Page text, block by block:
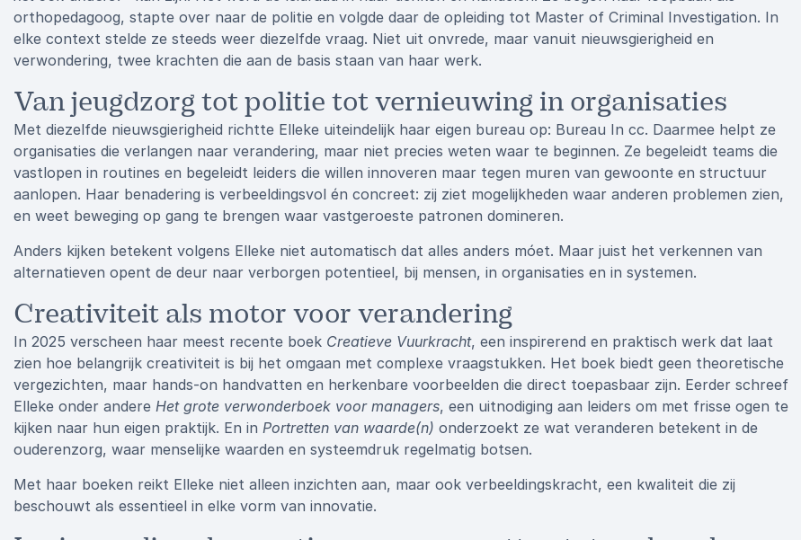
orthopedagoog, stapte over naar de politie en volgde daar de opleiding tot Master of Criminal Investigation. In
elke context stelde ze steeds weer diezelfde vraag. Niet uit onvrede, maar vanuit nieuwsgierigheid en
verwondering, twee krachten die aan de basis staan van haar werk.
Van jeugdzorg tot politie tot vernieuwing in organisaties
Met diezelfde nieuwsgierigheid richtte Elleke uiteindelijk haar eigen bureau op: Bureau In cc. Daarmee helpt ze
organisaties die verlangen naar verandering, maar niet precies weten waar te beginnen. Ze begeleidt teams die
vastlopen in routines en begeleidt leiders die willen innoveren maar tegen muren van gewoonte en structuur
aanlopen. Haar benadering is verbeeldingsvol én concreet: zij ziet mogelijkheden waar anderen problemen zien,
en weet beweging op gang te brengen waar vastgeroeste patronen domineren.
Anders kijken betekent volgens Elleke niet automatisch dat alles anders móet. Maar juist het verkennen van
alternatieven opent de deur naar verborgen potentieel, bij mensen, in organisaties en in systemen.
Creativiteit als motor voor verandering
In 2025 verscheen haar meest recente boek Creatieve Vuurkracht, een inspirerend en praktisch werk dat laat
zien hoe belangrijk creativiteit is bij het omgaan met complexe vraagstukken. Het boek biedt geen theoretische
vergezichten, maar hands-on handvatten en herkenbare voorbeelden die direct toepasbaar zijn. Eerder schreef
Elleke onder andere Het grote verwonderboek voor managers, een uitnodiging aan leiders om met frisse ogen te
kijken naar hun eigen praktijk. En in Portretten van waarde(n) onderzoekt ze wat veranderen betekent in de
ouderenzorg, waar menselijke waarden en systeemdruk regelmatig botsen.
Met haar boeken reikt Elleke niet alleen inzichten aan, maar ook verbeeldingskracht, een kwaliteit die zij
beschouwt als essentieel in elke vorm van innovatie.